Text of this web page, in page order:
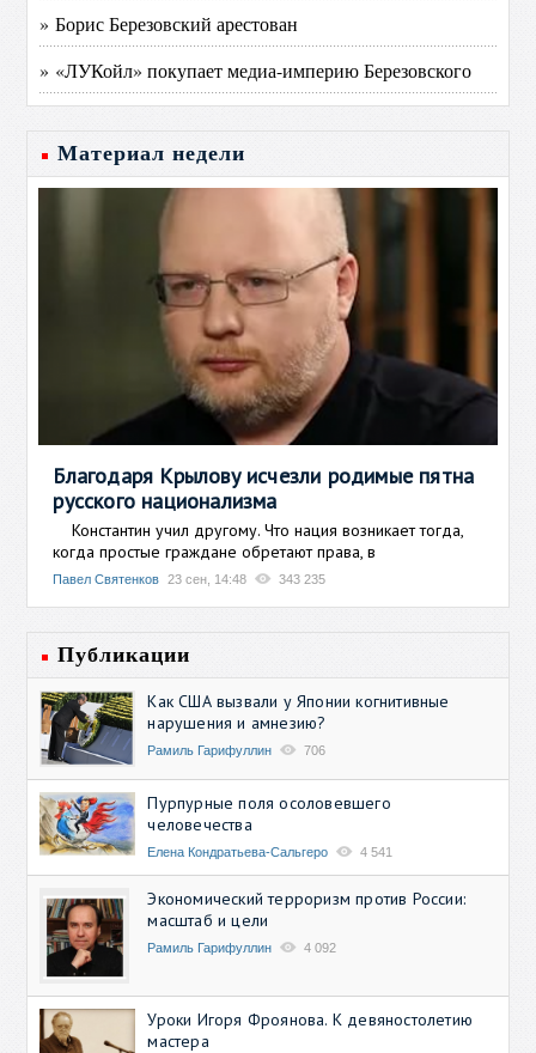
» Борис Березовский арестован
» «ЛУКойл» покупает медиа-империю Березовского
Материал недели
Благодаря Крылову исчезли родимые пятна
русского национализма
Константин учил другому. Что нация возникает тогда,
когда простые граждане обретают права, в
Павел Святенков 23 сен, 14:48 343 235
Публикации
Как США вызвали у Японии когнитивные
нарушения и амнезию?
Рамиль Гарифуллин 706
Пурпурные поля осоловевшего
человечества
Елена Кондратьева-Сальгеро 4 541
Экономический терроризм против России:
масштаб и цели
Рамиль Гарифуллин 4 092
Уроки Игоря Фроянова. К девяностолетию
мастера